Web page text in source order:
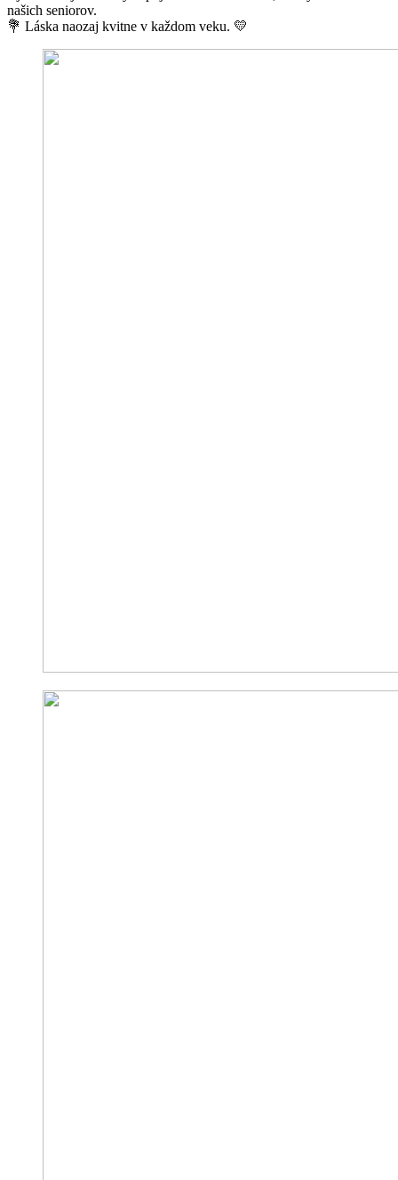
našich seniorov.
💐 Láska naozaj kvitne v každom veku. 💛